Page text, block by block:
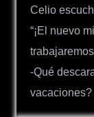
Celio
“¡El nuevo
-Qué
vacaciones?